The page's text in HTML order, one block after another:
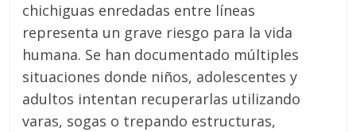
chichiguas enredadas entre líneas
representa un grave riesgo para la vida
humana. Se han documentado múltiples
situaciones donde niños, adolescentes y
adultos intentan recuperarlas utilizando
varas, sogas o trepando estructuras,